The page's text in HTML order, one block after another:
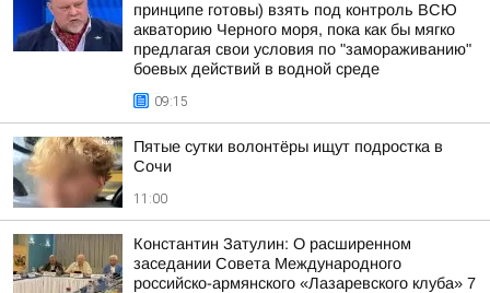
принципе готовы) взять под контроль ВСЮ
акваторию Черного моря, пока как бы мягко
предлагая свои условия по "замораживанию"
боевых действий в водной среде
09:15
Пятые сутки волонтёры ищут подростка в
Сочи
11:00
Константин Затулин: О расширенном
заседании Совета Международного
российско-армянского «Лазаревского клуба» 7